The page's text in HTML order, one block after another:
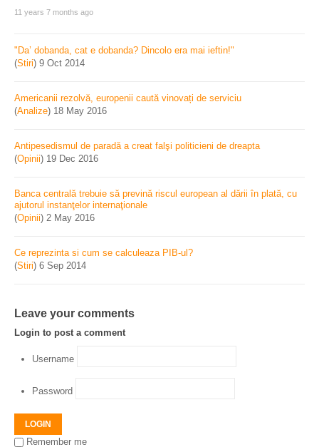
11 years 7 months ago
"Da’ dobanda, cat e dobanda? Dincolo era mai ieftin!"
(Stiri) 9 Oct 2014
Americanii rezolvă, europenii caută vinovați de serviciu
(Analize) 18 May 2016
Antipesedismul de paradă a creat falşi politicieni de dreapta
(Opinii) 19 Dec 2016
Banca centrală trebuie să prevină riscul european al dării în plată, cu
ajutorul instanţelor internaţionale
(Opinii) 2 May 2016
Ce reprezinta si cum se calculeaza PIB-ul?
(Stiri) 6 Sep 2014
Leave your comments
Login to post a comment
Username
Password
LOGIN
Remember me